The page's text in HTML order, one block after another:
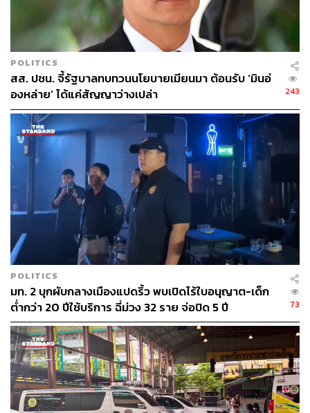
POLITICS
สส. ปชน. จี้รัฐบาลทบทวนนโยบายเมียนมา ต้อนรับ ‘มินอ่
องหล่าย’ ได้แค่สัญญาว่างเปล่า
243
POLITICS
มท. 2 บุกผับกลางเมืองแปดริ้ว พบเปิดไร้ใบอนุญาต-เด็ก
ต่ำกว่า 20 ปีใช้บริการ ฉี่ม่วง 32 ราย จ่อปิด 5 ปี
73